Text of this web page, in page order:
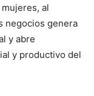
al
negocios genera
y abre
y productivo del